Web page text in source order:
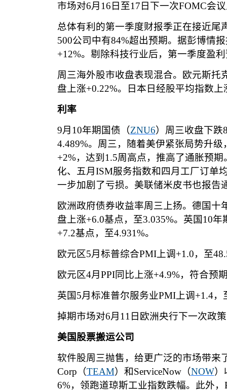
市场对6月 16日至17日下一次FOMC会
总体有利的第一季度财报季正在接近尾
500公司中有84%超出预期。据彭博情
+12%。剔除科技行业后，第一季度盈
周三海外股市收盘表现混合。欧元斯托
盘上涨+0.22%。日本日经股平均指数
利率
9月 10年期国债（ZNU6）周三收盘下跌
4.489%。周三，随着美伊紧张局势升级
+2%，达到 1.5周高点，推高了通胀预
化、五月 ISM服务指数和四月工厂订单
一步加剧了亏损。美联储米皮书也报告
欧洲政府债券收益率周三上扬。德国十
盘上涨+6.0基点，至3.035%。英国10年
+7.2基点，至4.931%。
欧元区5月标普综合PMI上调+1.0，至
欧元区4月 PPI同比上涨+4.9%，符合预
英国5月标准普尔服务业PMI上调+1.4，
掉期市场对6月 11 日欧洲央行下一次政
美国股票搬运公司
软件股周三抛售，给更广泛的市场带来
Corp （TEAM）和ServiceNow（NOW）
6%，领跑道琼斯工业指数跌幅。此外，